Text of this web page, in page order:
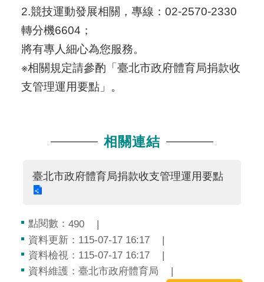
2.競技運動發展相關，專線：02-2570-2330
轉分機6604；
將有專人細心為您服務。
※相關規定請參酌「臺北市政府體育局捐款收
支管理運用要點」。
相關連結
臺北市政府體育局捐款收支管理運用要點
點閱數： 490
資料更新：115-07-17 16:17
資料檢視：115-07-17 16:17
資料維護：臺北市政府體育局